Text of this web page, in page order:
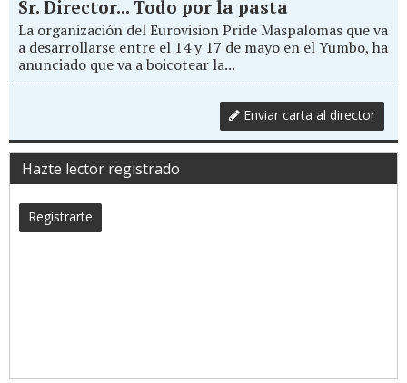
Sr. Director... Todo por la pasta
La organización del Eurovision Pride Maspalomas que va
a desarrollarse entre el 14 y 17 de mayo en el Yumbo, ha
anunciado que va a boicotear la...
Enviar carta al director
Hazte lector registrado
Registrarte